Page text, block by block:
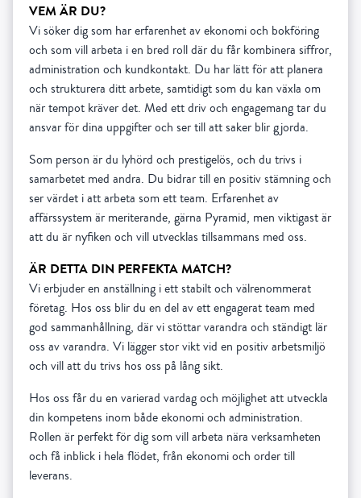
VEM ÄR DU?
Vi söker dig som har erfarenhet av ekonomi och bokföring
och som vill arbeta i en bred roll där du får kombinera siffror,
administration och kundkontakt. Du har lätt för att planera
och strukturera ditt arbete, samtidigt som du kan växla om
när tempot kräver det. Med ett driv och engagemang tar du
ansvar för dina uppgifter och ser till att saker blir gjorda.
Som person är du lyhörd och prestigelös, och du trivs i
samarbetet med andra. Du bidrar till en positiv stämning och
ser värdet i att arbeta som ett team. Erfarenhet av
affärssystem är meriterande, gärna Pyramid, men viktigast är
att du är nyfiken och vill utvecklas tillsammans med oss.
ÄR DETTA DIN PERFEKTA MATCH?
Vi erbjuder en anställning i ett stabilt och välrenommerat
företag. Hos oss blir du en del av ett engagerat team med
god sammanhållning, där vi stöttar varandra och ständigt lär
oss av varandra. Vi lägger stor vikt vid en positiv arbetsmiljö
och vill att du trivs hos oss på lång sikt.
Hos oss får du en varierad vardag och möjlighet att utveckla
din kompetens inom både ekonomi och administration.
Rollen är perfekt för dig som vill arbeta nära verksamheten
och få inblick i hela flödet, från ekonomi och order till
leverans.